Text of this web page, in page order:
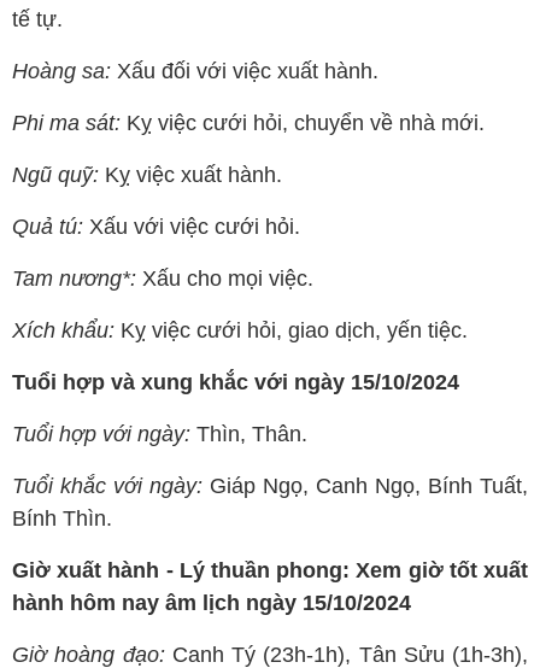
tế tự.
Hoàng sa: Xấu đối với việc xuất hành.
Phi ma sát: Kỵ việc cưới hỏi, chuyển về nhà mới.
Ngũ quỹ: Kỵ việc xuất hành.
Quả tú: Xấu với việc cưới hỏi.
Tam nương*: Xấu cho mọi việc.
Xích khẩu: Kỵ việc cưới hỏi, giao dịch, yến tiệc.
Tuổi hợp và xung khắc với ngày 15/10/2024
Tuổi hợp với ngày: Thìn, Thân.
Tuổi khắc với ngày: Giáp Ngọ, Canh Ngọ, Bính Tuất,
Bính Thìn.
Giờ xuất hành - Lý thuần phong: Xem giờ tốt xuất
hành hôm nay âm lịch ngày 15/10/2024
Giờ hoàng đạo:Canh Tý (23h-1h), Tân Sửu (1h-3h),